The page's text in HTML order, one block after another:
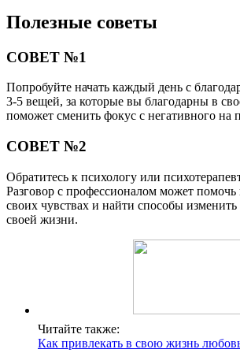
Полезные советы
СОВЕТ №1
Попробуйте начать каждый день с
3-5 вещей, за которые вы благодарны в
поможет сменить фокус с негативного на
СОВЕТ №2
Обратитесь к психологу или
Разговор с профессионалом может помочь
своих чувствах и найти способы
своей жизни.
Читайте также:
Как привлекать в свою жизнь